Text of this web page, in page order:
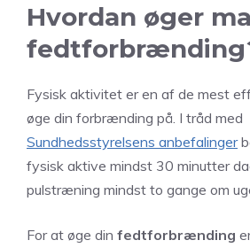
Hvordan øger
Fysisk aktivitet er en af de mest
øge din forbrænding på. I tråd med
Sundhedsstyrelsens anbefalinger
fysisk aktive mindst 30 minutter
pulstræning mindst to gange om
For at øge din fedtforbrænding